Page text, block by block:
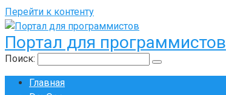
Перейти к контенту
Портал для программистов
Поиск:
Главная